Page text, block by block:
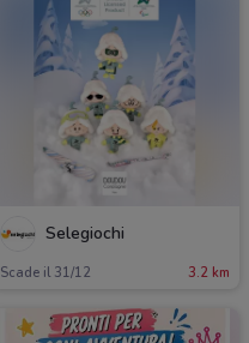
Selegiochi
Scade il 31/12 3.2 km